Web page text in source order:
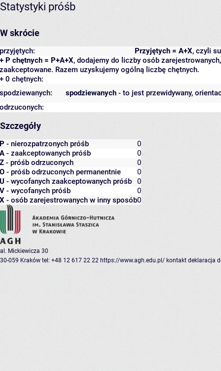
Statystyki próśb
W skrócie
Przyjętych = A+X, czyli
przyjętych:
+ P chętnych = P+A+X, dodajemy do liczby osób
zaakceptowane. Razem uzyskujemy ogólną liczbę chętnych.
+ 0 chętnych:
spodziewanych - to jest przewidywany,
spodziewanych:
odrzuconych:
Szczegóły
P - nierozpatrzonych próśb
0
A - zaakceptowanych próśb
0
Z - próśb odrzuconych
0
O - próśb odrzuconych permanentnie
0
U - wycofanych zaakceptowanych próśb
0
V - wycofanych próśb
0
X - osób zarejestrowanych w inny sposób0
al. Mickiewicza 30
30-059 Kraków tel: +48 12 617 22 22 https://www.agh.edu.pl/ kontakt deklaracja